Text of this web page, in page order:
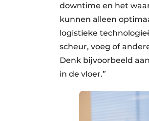
downtime en het
kunnen alleen
logistieke
scheur, voeg of
Denk bijvoorbeeld
in de vloer.”